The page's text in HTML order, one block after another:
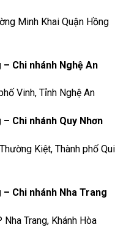
Minh Khai Quận Hồng
Chi nhánh Nghệ An
Vinh, Tỉnh Nghệ An
Chi nhánh Quy Nhơn
Kiệt, Thành phố Qui
Chi nhánh Nha Trang
Trang, Khánh Hòa